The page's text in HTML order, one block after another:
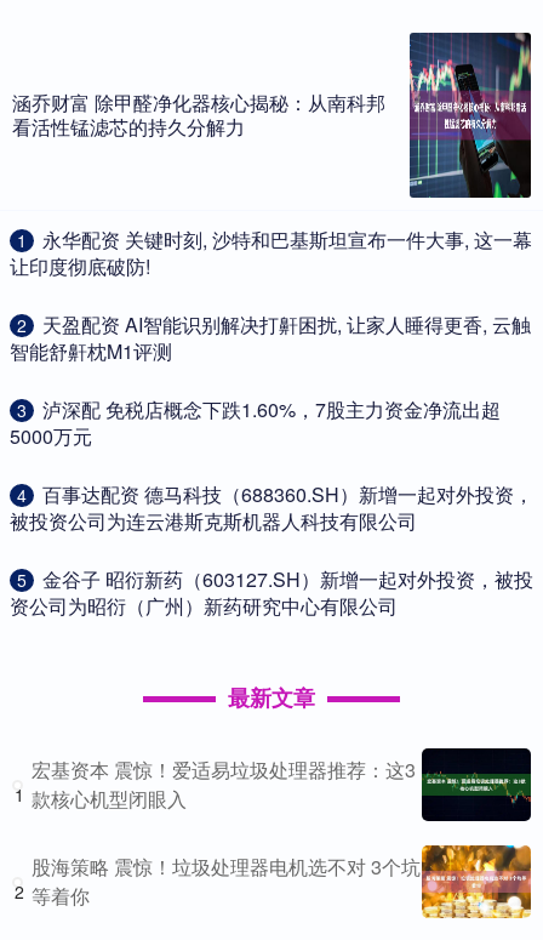
涵乔财富 除甲醛净化器核心揭秘：从南科邦
看活性锰滤芯的持久分解力
1
​永华配资 关键时刻, 沙特和巴基斯坦宣布一件大事, 这一幕
让印度彻底破防!
2
​天盈配资 AI智能识别解决打鼾困扰, 让家人睡得更香, 云触
智能舒鼾枕M1评测
3
​泸深配 免税店概念下跌1.60%，7股主力资金净流出超
5000万元
4
​百事达配资 德马科技（688360.SH）新增一起对外投资，
被投资公司为连云港斯克斯机器人科技有限公司
5
​金谷子 昭衍新药（603127.SH）新增一起对外投资，被投
资公司为昭衍（广州）新药研究中心有限公司
最新文章
1
宏基资本 震惊！爱适易垃圾处理器推荐：这3
款核心机型闭眼入
2
股海策略 震惊！垃圾处理器电机选不对 3个坑
等着你